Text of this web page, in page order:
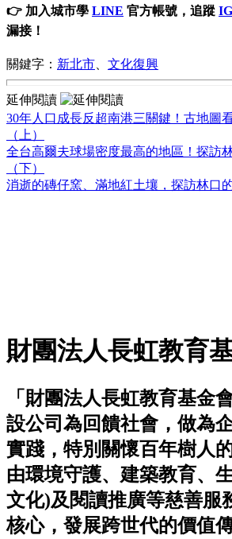
👉 加入城市學 LINE 官方帳號，追蹤 IG
漏接！
關鍵字： 新北市 文化復興
延伸閱讀
30年人口成長反超南港三關鍵！古地圖
（上）
全台高爾夫球場密度最高的地區！探訪
（下）
消逝的磚仔窯、滿地紅土壤，探訪林口
財團法人長虹教育
「財團法人長虹教育基金
設公司為回饋社會，做為
實踐，特別關懷百年樹人
由環境守護、建築教育、
文化)及閱讀推廣等慈善服
核心，發展跨世代的價值